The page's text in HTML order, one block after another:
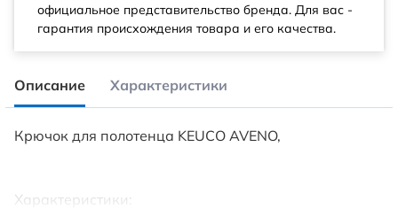
официальное представительство бренда. Для вас -
гарантия происхождения товара и его качества.
Описание Характеристики
Крючок для полотенца KEUCO AVENO,
Характеристики: